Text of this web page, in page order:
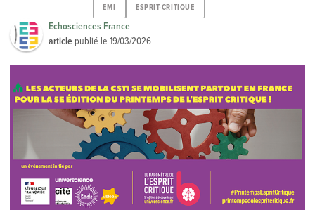
EMI ESPRIT-CRITIQUE
Echosciences France
article publié le19/03/2026